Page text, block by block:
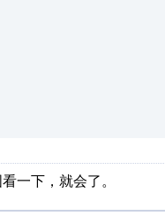
一下，就会了。